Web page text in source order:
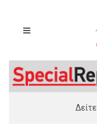
Δείτε